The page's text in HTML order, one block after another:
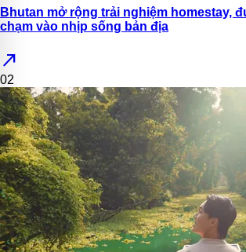
Bhutan mở rộng trải nghiệm homestay,
chạm vào nhịp sống bản địa
north_east
02